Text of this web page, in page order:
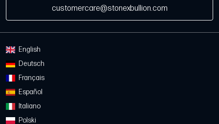
customercare@stonexbullion.com
English
Deutsch
Français
Español
Italiano
Polski